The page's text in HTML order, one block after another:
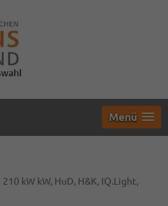
Menü
210 kW kW, HuD, H&K, IQ.Light,